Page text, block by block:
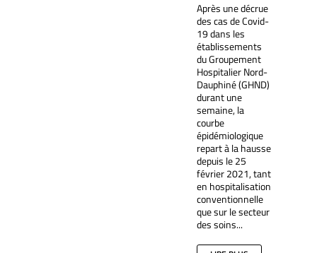
Après une décrue
des cas de Covid-
19 dans les
établissements
du Groupement
Hospitalier Nord-
Dauphiné (GHND)
durant une
semaine, la
courbe
épidémiologique
repart à la hausse
depuis le 25
février 2021, tant
en hospitalisation
conventionnelle
que sur le secteur
des soins...